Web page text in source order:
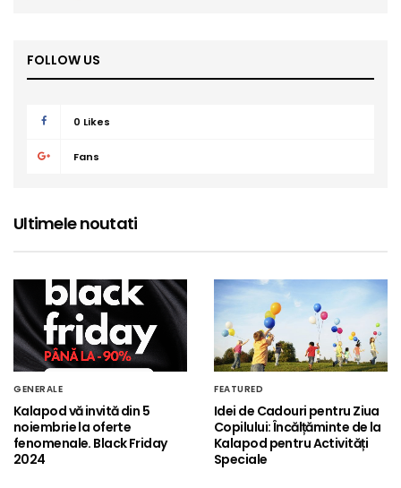
FOLLOW US
0 Likes
Fans
Ultimele noutati
GENERALE
Kalapod vă invită din 5
noiembrie la oferte
fenomenale. Black Friday
2024
FEATURED
Idei de Cadouri pentru Ziua
Copilului: Încălțăminte de la
Kalapod pentru Activități
Speciale